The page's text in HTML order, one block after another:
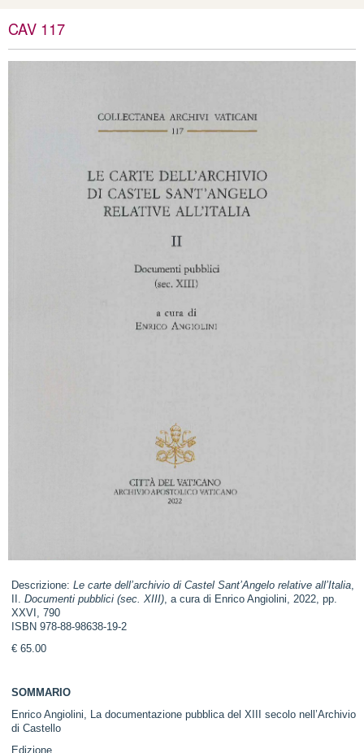
CAV 117
Descrizione:Le carte dell’archivio di Castel Sant’Angelo relative all’Italia,
II.Documenti pubblici (sec. XIII), a cura di Enrico Angiolini, 2022, pp.
XXVI, 790
ISBN 978-88-98638-19-2
€ 65.00
SOMMARIO
Enrico Angiolini, La documentazione pubblica del XIII secolo nell’Archivio
di Castello
Edizione